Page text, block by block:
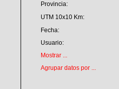
Provincia:
UTM 10x10 Km:
Fecha:
Usuario:
Mostrar ...
Agrupar datos por ...